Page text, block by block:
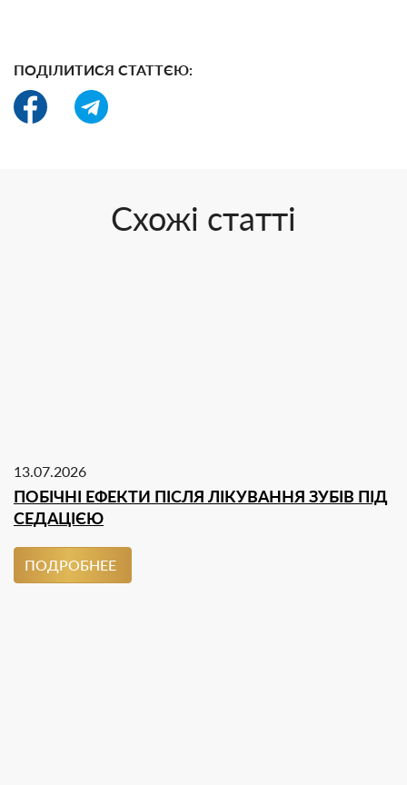
ПОДІЛИТИСЯ СТАТТЄЮ:
Схожі статті
13.07.2026
ПОБІЧНІ ЕФЕКТИ ПІСЛЯ ЛІКУВАННЯ ЗУБІВ ПІД
СЕДАЦІЄЮ
ПОДРОБНЕЕ